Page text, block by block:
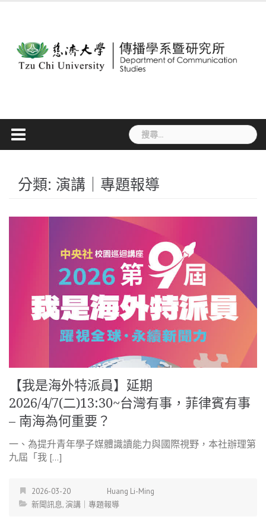
搜
尋
字:
分類: 演講｜專題報導
【我是海外特派員】延期
2026/4/7(二)13:30~台灣有事，菲律賓有事
– 南海為何重要？
一、為提升青年學子媒體識讀能力與國際視野，本社辦理第
九屆「我 […]
2026-03-20
Huang Li-Ming
新聞訊息,演講｜專題報導